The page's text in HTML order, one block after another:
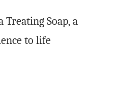
Soap, a
to life